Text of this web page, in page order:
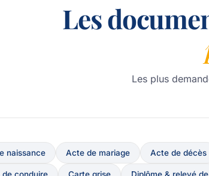
Les
Les plus
naissance Acte de mariage Acte de décès